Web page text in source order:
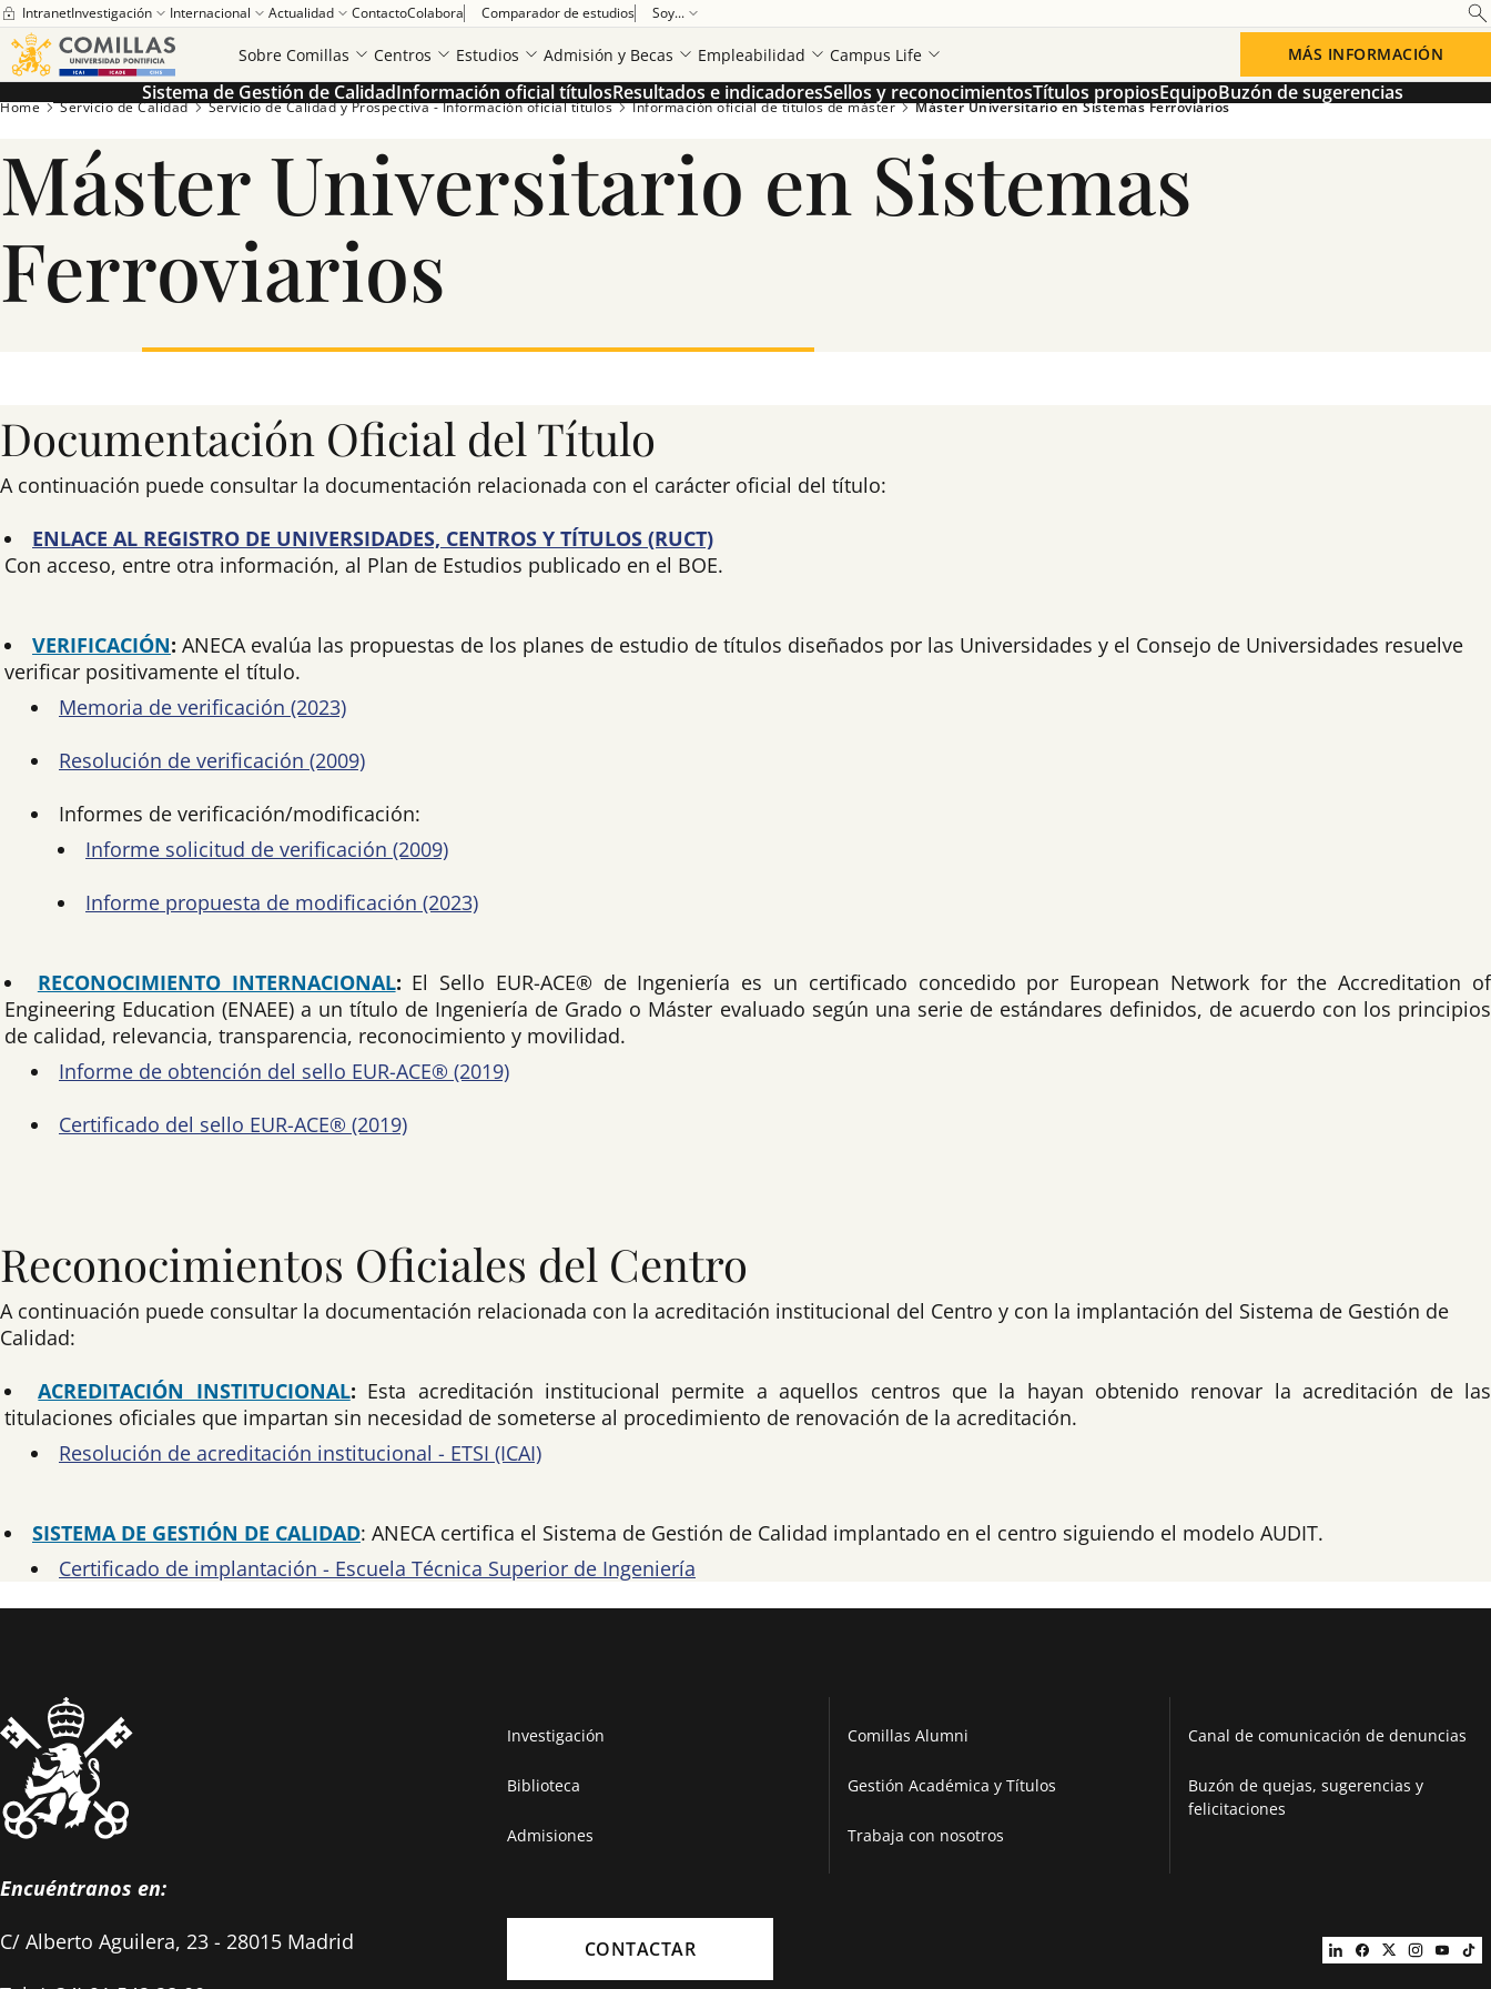
IntranetInvestigación Internacional Actualidad ContactoColabora Comparador de estudios Soy...
Sobre Comillas Centros Estudios Admisión y Becas Empleabilidad Campus Life MÁS INFORMACIÓN
Sistema de Gestión de CalidadInformación oficial títulosResultados e indicadoresSellos y reconocimientosTítulos propiosEquipoBuzón de sugerencias
Home Servicio de Calidad Servicio de Calidad y Prospectiva - Información oficial títulos Información oficial de títulos de máster Máster Universitario en Sistemas Ferroviarios
Máster Universitario en Sistemas
Ferroviarios
Documentación Oficial del Título
A continuación puede consultar la documentación relacionada con el carácter oficial del título:
ENLACE AL REGISTRO DE UNIVERSIDADES, CENTROS Y TÍTULOS (RUCT)
Con acceso, entre otra información, al Plan de Estudios publicado en el BOE.
VERIFICACIÓN: ANECA evalúa las propuestas de los planes de estudio de títulos diseñados por las Universidades y el Consejo de Universidades resuelve
verificar positivamente el título.
Memoria de verificación (2023)
Resolución de verificación (2009)
Informes de verificación/modificación:
Informe solicitud de verificación (2009)
Informe propuesta de modificación (2023)
RECONOCIMIENTO INTERNACIONAL: El Sello EUR-ACE® de Ingeniería es un certificado concedido por European Network for the Accreditation of
Engineering Education (ENAEE) a un título de Ingeniería de Grado o Máster evaluado según una serie de estándares definidos, de acuerdo con los principios
de calidad, relevancia, transparencia, reconocimiento y movilidad.
Informe de obtención del sello EUR-ACE® (2019)
Certificado del sello EUR-ACE® (2019)
Reconocimientos Oficiales del Centro
A continuación puede consultar la documentación relacionada con la acreditación institucional del Centro y con la implantación del Sistema de Gestión de
Calidad:
ACREDITACIÓN INSTITUCIONAL: Esta acreditación institucional permite a aquellos centros que la hayan obtenido renovar la acreditación de las
titulaciones oficiales que impartan sin necesidad de someterse al procedimiento de renovación de la acreditación.
Resolución de acreditación institucional - ETSI (ICAI)
SISTEMA DE GESTIÓN DE CALIDAD: ANECA certifica el Sistema de Gestión de Calidad implantado en el centro siguiendo el modelo AUDIT.
Certificado de implantación - Escuela Técnica Superior de Ingeniería
Encuéntranos en:
C/ Alberto Aguilera, 23 - 28015 Madrid
Investigación
Biblioteca
Admisiones
Comillas Alumni
Gestión Académica y Títulos
Trabaja con nosotros
Canal de comunicación de denuncias
Buzón de quejas, sugerencias y
felicitaciones
CONTACTAR